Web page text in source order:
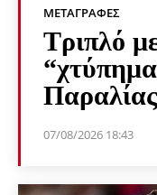
ΜΕΤΑΓΡΑΦΈΣ
Τριπλό
Παραλίας
07/08/2026 18:43